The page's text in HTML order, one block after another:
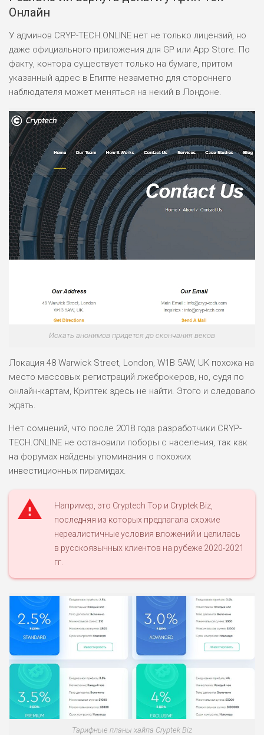
НАЗВАНИЕ ОБЗОР
ПОДОЙДЕТ
ДОХОД: ВЫСОКИЙ
БЮДЖЕТ: ВЫСОКИЙ
ОБЗОР
ЛЮБИТЕЛЯ
М СТАВОК
0
РИСКИ: СРЕДНИЕ
ДОХОД: ВЫСОКИЙ
БЮДЖЕТ: НИЗКИЙ
2
БЮДЖЕТ: НИЗКИЙ
ОБЗОР
РИСКИ: НИЗКИЕ
ДОХОД: СРЕДНИЙ
Онлайн
У админов CRYP-TECH.ONLINE нет не только лицензий, но
даже официального приложения для GP или App Store. По
факту, контора существует только на бумаге, притом
указанный адрес в Египте незаметно для стороннего
наблюдателя может меняться на некий в Лондоне.
Искать анонимов придется до скончания веков
Локация 48 Warwick Street, London, W1B 5AW, UK похожа на
место массовых регистраций лжеброкеров, но, судя по
онлайн-картам, Криптек здесь не найти. Этого и следовало
ждать.
Нет сомнений, что после 2018 года разработчики CRYP-
TECH.ONLINE не остановили поборы с населения, так как
на форумах найдены упоминания о похожих
инвестиционных пирамидах.
Например, это Cryptech Top и Cryptek Biz,
последняя из которых предлагала схожие
нереалистичные условия вложений и целилась
в русскоязычных клиентов на рубеже 2020-2021
гг.
Тарифные планы хайпа Cryptek Biz